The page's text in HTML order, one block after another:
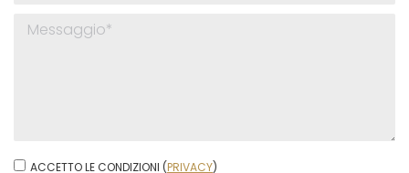
ACCETTO LE CONDIZIONI (PRIVACY)